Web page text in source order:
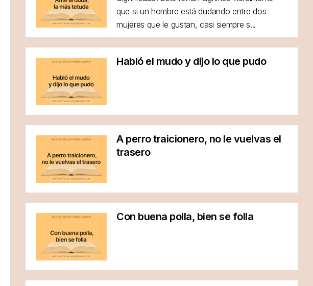
que si un hombre está dudando entre dos
mujeres que le gustan, casi siempre s...
Habló el mudo y dijo lo que pudo
A perro traicionero, no le vuelvas el
trasero
Con buena polla, bien se folla